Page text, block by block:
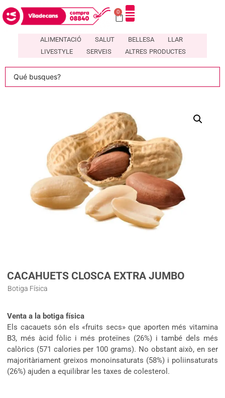
0
ALIMENTACIÓ SALUT BELLESA
LLAR
LIVESTYLE
SERVEIS ALTRES PRODUCTES
CACAHUETS CLOSCA EXTRA JUMBO
Botiga Física
Venta a la botiga física
Els cacauets són els «fruits secs» que aporten més vitamina
B3, més àcid fòlic i més proteïnes (26%) i també dels més
calòrics (571 calories per 100 grams). No obstant això, en ser
majoritàriament greixos monoinsaturats (58%) i poliinsaturats
(26%) ajuden a equilibrar les taxes de colesterol.